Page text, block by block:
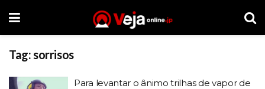
Tag:sorrisos
Para levantar o ânimo trilhas de vapor de